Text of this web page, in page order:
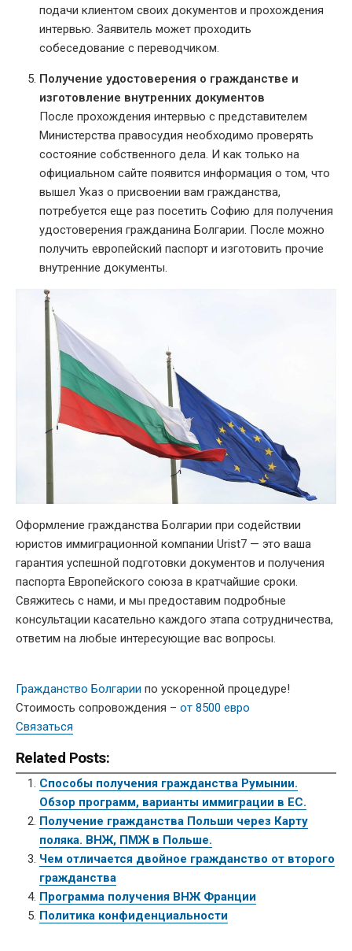
подачи клиентом своих документов и прохождения
интервью. Заявитель может проходить
собеседование с переводчиком.
Получение удостоверения о гражданстве и
изготовление внутренних документов
После прохождения интервью с представителем
Министерства правосудия необходимо проверять
состояние собственного дела. И как только на
официальном сайте появится информация о том, что
вышел Указ о присвоении вам гражданства,
потребуется еще раз посетить Софию для получения
удостоверения гражданина Болгарии. После можно
получить европейский паспорт и изготовить прочие
внутренние документы.
Оформление гражданства Болгарии при содействии
юристов иммиграционной компании Urist7 — это ваша
гарантия успешной подготовки документов и получения
паспорта Европейского союза в кратчайшие сроки.
Свяжитесь с нами, и мы предоставим подробные
консультации касательно каждого этапа сотрудничества,
ответим на любые интересующие вас вопросы.
Гражданство Болгарии по ускоренной процедуре!
Стоимость сопровождения – от 8500 евро
Связаться
Related Posts:
Способы получения гражданства Румынии.
Обзор программ, варианты иммиграции в ЕС.
Получение гражданства Польши через Карту
поляка. ВНЖ, ПМЖ в Польше.
Чем отличается двойное гражданство от второго
гражданства
Программа получения ВНЖ Франции
Политика конфиденциальности